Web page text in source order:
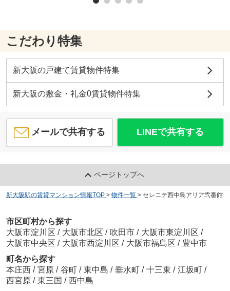
こだわり特集
新大阪の戸建て賃貸物件特集
新大阪の敷金・礼金0賃貸物件特集
メールで共有する LINEで共有する
ページトップへ
新大阪駅の賃貸マンション情報TOP > 物件一覧 > セレニテ西中島アリア弐番館
市区町村から探す
大阪市淀川区 / 大阪市北区 / 吹田市 / 大阪市東淀川区 /
大阪市中央区 / 大阪市西淀川区 / 大阪市福島区 / 豊中市
町名から探す
本庄西 / 宮原 / 谷町 / 東中島 / 垂水町 / 十三東 / 江坂町 /
西宮原 / 東三国 / 西中島